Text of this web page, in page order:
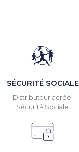
SÉCURITÉ SOCIALE
Distributeur agréé
Sécurité Sociale